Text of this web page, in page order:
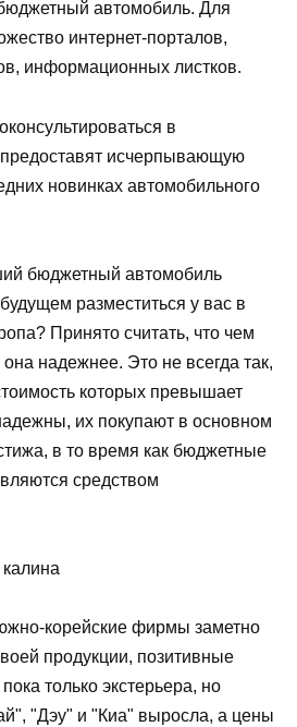
автомобиль. Для
интернет-порталов,
информационных листков.
в
исчерпывающую
новинках автомобильного
бюджетный автомобиль
разместиться у вас в
Принято считать, что чем
надежнее. Это не всегда так,
которых превышает
их покупают в основном
в то время как бюджетные
средством
корейские фирмы заметно
продукции, позитивные
только экстерьера, но
"Дэу" и "Киа" выросла, а цены